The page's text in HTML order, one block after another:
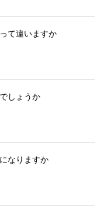
て違いますか
しょうか
なりますか